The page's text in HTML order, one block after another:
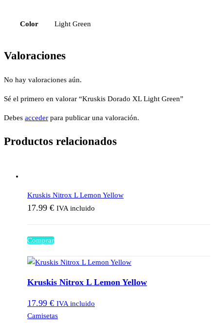
Color Light Green
Valoraciones
No hay valoraciones aún.
Sé el primero en valorar “Kruskis Dorado XL Light Green”
Debes acceder para publicar una valoración.
Productos relacionados
Kruskis Nitrox L Lemon Yellow
17.99 € IVA incluido
Comprar
Kruskis Nitrox L Lemon Yellow
17.99 € IVA incluido
Camisetas